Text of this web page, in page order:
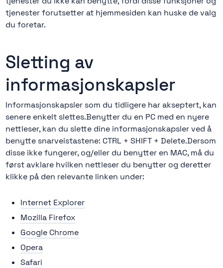
tjenester forutsetter at hjemmesiden kan huske de valg
du foretar.
Sletting av
informasjonskapsler
Informasjonskapsler som du tidligere har akseptert, kan
senere enkelt slettes.Benytter du en PC med en nyere
nettleser, kan du slette dine informasjonskapsler ved å
benytte snarveistastene: CTRL + SHIFT + Delete.Dersom
disse ikke fungerer, og/eller du benytter en MAC, må du
først avklare hvilken nettleser du benytter og deretter
klikke på den relevante linken under:
Internet Explorer
Mozilla Firefox
Google Chrome
Opera
Safari